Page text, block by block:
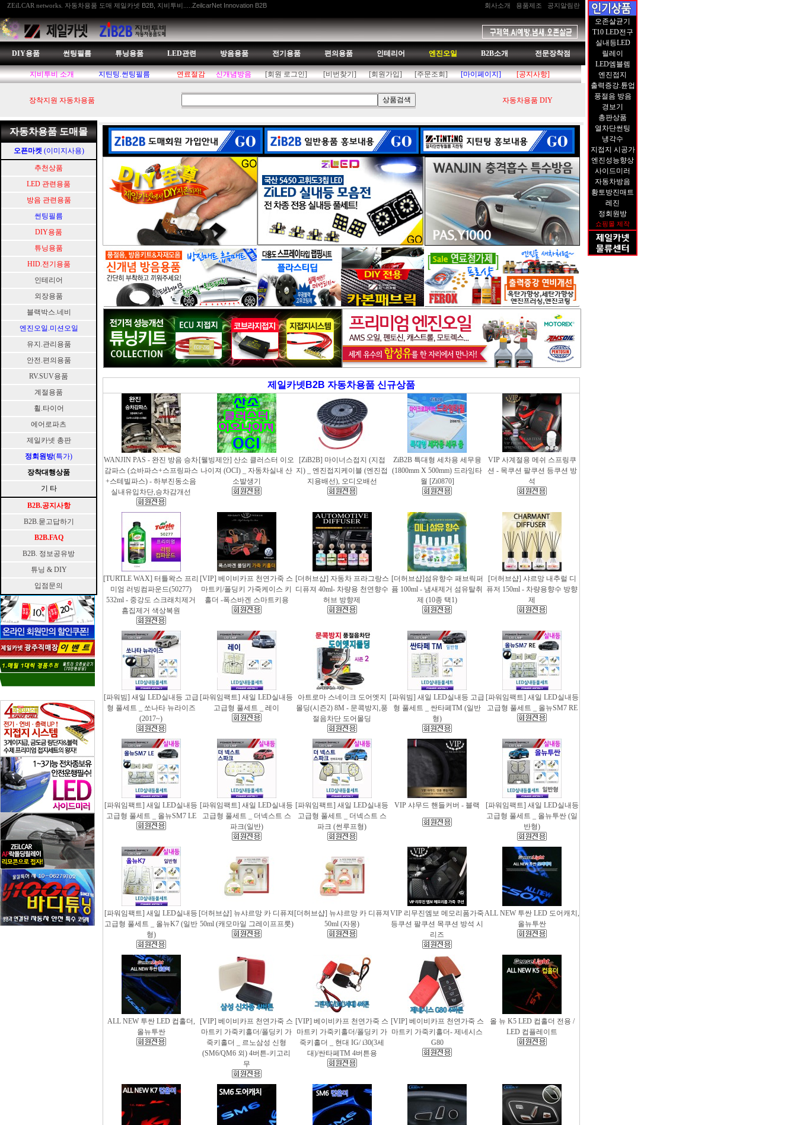
ZEiLCAR networks. 자동차용품 도매 제일카넷 B2B, 지비투비.....ZeilcarNet Innovation B2B 회사소개 용품제조 공지알림란
DIY용품 썬팅필름 튜닝용품 LED관련 방음용품 전기용품 편의용품 인테리어 엔진오일 B2B소개 전문장착점
지비투비 소개 지틴팅.썬팅필름 연료절감 신개념방음 [회원 로그인] [비번찾기] [회원가입] [주문조회] [마이페이지] [공지사항]
장착지원 자동차용품 자동차용품 DIY
자동차용품 도매몰
오픈마켓 (이미지사용)
추천상품
LED 관련용품
방음 관련용품
썬팅필름
DIY용품
튜닝용품
HID.전기용품
인테리어
외장용품
블랙박스.네비
엔진오일.미션오일
유지.관리용품
안전.편의용품
RV.SUV용품
계절용품
휠.타이어
에어로파츠
제일카넷 총판
정회원방(특가)
장착대행상품
기 타
B2B.공지사항
B2B.묻고답하기
B2B.FAQ
B2B. 정보공유방
튜닝 & DIY
입점문의
제일카넷B2B 자동차용품 신규상품
WANJIN PAS - 완진 방음 승차
감파스 (쇼바파스+스프링파스
+스테빌파스) - 하부진동소음
실내유입차단,승차감개선
[웰빙제안] 산소 클러스터 이오
나이져 (OCI) _ 자동차실내 산
소발생기
[ZiB2B] 마이너스접지 (지접
지) _ 엔진접지케이블 (엔진접
지용배선), 오디오배선
ZiB2B 특대형 세차용 세무융
(1800mm X 500mm) 드라잉타
월 [Zi0870]
VIP 사계절용 메쉬 스프링쿠
션 - 목쿠션 팔쿠션 등쿠션 방
석
[TURTLE WAX] 터틀왁스 프리
미엄 러빙컴파운드(50277)
532ml - 중강도 스크래치제거
흠집제거 색상복원
[VIP] 베이비카프 천연가죽 스
마트키/폴딩키 가죽케이스 키
홀더 -폭스바겐 스마트키용
[더허브샵] 자동차 프라그랑스
디퓨져 40ml- 차량용 천연향수
허브 방향제
[더허브샵]섬유향수 패브릭퍼
퓸 100ml - 냄새제거 섬유탈취
제 (10종 택1)
[더허브샵] 샤르망 내추럴 디
퓨저 150ml - 차량용향수 방향
제
[파워빔] 새일 LED실내등 고급
형 풀세트 _ 쏘나타 뉴라이즈
(2017~)
[파워임팩트] 새일 LED실내등
고급형 풀세트 _ 레이
아트로마 스네이크 도어엣지
몰딩(시즌2) 8M - 문콕방지,풍
절음차단 도어몰딩
[파워빔] 새일 LED실내등 고급
형 풀세트 _ 싼타페TM (일반
형)
[파워임팩트] 새일 LED실내등
고급형 풀세트 _ 올뉴SM7 RE
[파워임팩트] 새일 LED실내등
고급형 풀세트 _ 올뉴SM7 LE
[파워임팩트] 새일 LED실내등
고급형 풀세트 _ 더넥스트 스
파크(일반)
[파워임팩트] 새일 LED실내등
고급형 풀세트 _ 더넥스트 스
파크 (썬루프형)
VIP 샤무드 핸들커버 - 블랙
[파워임팩트] 새일 LED실내등
고급형 풀세트 _ 올뉴투싼 (일
반형)
[파워임팩트] 새일 LED실내등
고급형 풀세트 _ 올뉴K7 (일반
형)
[더허브샵] 뉴샤르망 카 디퓨져
50ml (캐모마일 그레이프프룻)
[더허브샵] 뉴샤르망 카 디퓨져
50ml (자몽)
VIP 리무진엠보 메모리폼가죽
등쿠션 팔쿠션 목쿠션 방석 시
리즈
ALL NEW 투싼 LED 도어캐치,
올뉴투싼
ALL NEW 투싼 LED 컵홀더,
올뉴투싼
[VIP] 베이비카프 천연가죽 스
마트키 가죽키홀더/폴딩키 가
죽키홀더 _ 르노삼성 신형
(SM6/QM6 외) 4버튼-키고리
무
[VIP] 베이비카프 천연가죽 스
마트키 가죽키홀더/폴딩키 가
죽키홀더 _ 현대 IG/ i30(3세
대)/싼타페TM 4버튼용
[VIP] 베이비카프 천연가죽 스
마트키 가죽키홀더- 제네시스
G80
올 뉴 K5 LED 컵홀더 전용 /
LED 컵플레이트
오존살균기
T10 LED전구
실내등LED
릴레이
LED엠블렘
엔진접지
출력증강.튠업
풍절음 방음
경보기
총판상품
열차단썬팅
냉각수
지접지 시공가
엔진성능향상
사이드미러
자동차방음
황토방진매트
레진
정회원방
쇼핑몰 제작